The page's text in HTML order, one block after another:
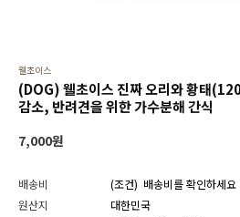
웰초이스
(DOG) 웰초이스 진짜 오리와 황태
감소, 반려견을 위한 가수분해 간식
7,000원
배송비 (조건) 배송비를 확인하세요
원산지
대한민국